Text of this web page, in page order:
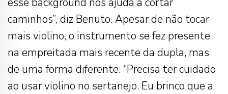
caminhos”, diz Benuto. Apesar de não tocar
mais violino, o instrumento se fez presente
na empreitada mais recente da dupla, mas
de uma forma diferente. “Precisa ter cuidado
ao usar violino no sertanejo. Eu brinco que a